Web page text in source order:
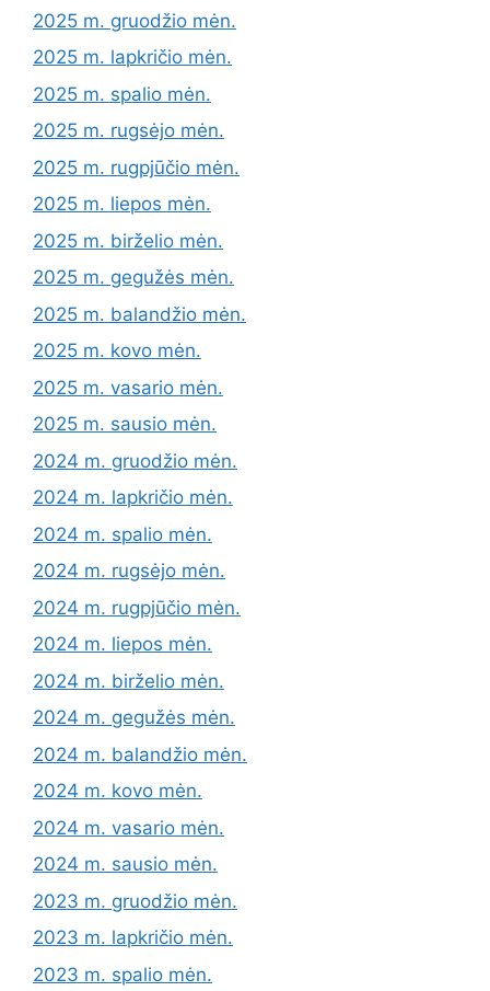
2025 m. gruodžio mėn.
2025 m. lapkričio mėn.
2025 m. spalio mėn.
2025 m. rugsėjo mėn.
2025 m. rugpjūčio mėn.
2025 m. liepos mėn.
2025 m. birželio mėn.
2025 m. gegužės mėn.
2025 m. balandžio mėn.
2025 m. kovo mėn.
2025 m. vasario mėn.
2025 m. sausio mėn.
2024 m. gruodžio mėn.
2024 m. lapkričio mėn.
2024 m. spalio mėn.
2024 m. rugsėjo mėn.
2024 m. rugpjūčio mėn.
2024 m. liepos mėn.
2024 m. birželio mėn.
2024 m. gegužės mėn.
2024 m. balandžio mėn.
2024 m. kovo mėn.
2024 m. vasario mėn.
2024 m. sausio mėn.
2023 m. gruodžio mėn.
2023 m. lapkričio mėn.
2023 m. spalio mėn.